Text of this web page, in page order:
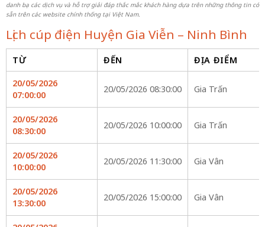
danh bạ các dịch vụ và hỗ trợ giải đáp thắc mắc khách hàng dựa trên những thông tin có
sẵn trên các website chính thống tại Việt Nam.
Lịch cúp điện Huyện Gia Viễn – Ninh Bình
TỪ ĐẾN ĐỊA ĐIỂM
20/05/2026
07:00:00
20/05/2026 08:30:00 Gia Trấn
20/05/2026
08:30:00
20/05/2026 10:00:00 Gia Trấn
20/05/2026
10:00:00
20/05/2026 11:30:00 Gia Vân
20/05/2026
13:30:00
20/05/2026 15:00:00 Gia Vân